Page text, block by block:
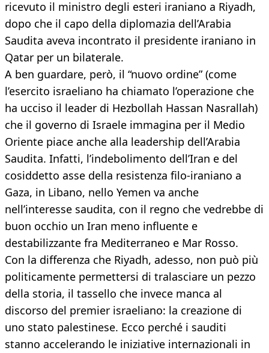
ricevuto il ministro degli esteri iraniano a Riyadh,
dopo che il capo della diplomazia dell’Arabia
Saudita aveva incontrato il presidente iraniano in
Qatar per un bilaterale.
A ben guardare, però, il “nuovo ordine” (come
l’esercito israeliano ha chiamato l’operazione che
ha ucciso il leader di Hezbollah Hassan Nasrallah)
che il governo di Israele immagina per il Medio
Oriente piace anche alla leadership dell’Arabia
Saudita. Infatti, l’indebolimento dell’Iran e del
cosiddetto asse della resistenza filo-iraniano a
Gaza, in Libano, nello Yemen va anche
nell’interesse saudita, con il regno che vedrebbe di
buon occhio un Iran meno influente e
destabilizzante fra Mediterraneo e Mar Rosso.
Con la differenza che Riyadh, adesso, non può più
politicamente permettersi di tralasciare un pezzo
della storia, il tassello che invece manca al
discorso del premier israeliano: la creazione di
uno stato palestinese. Ecco perché i sauditi
stanno accelerando le iniziative internazionali in